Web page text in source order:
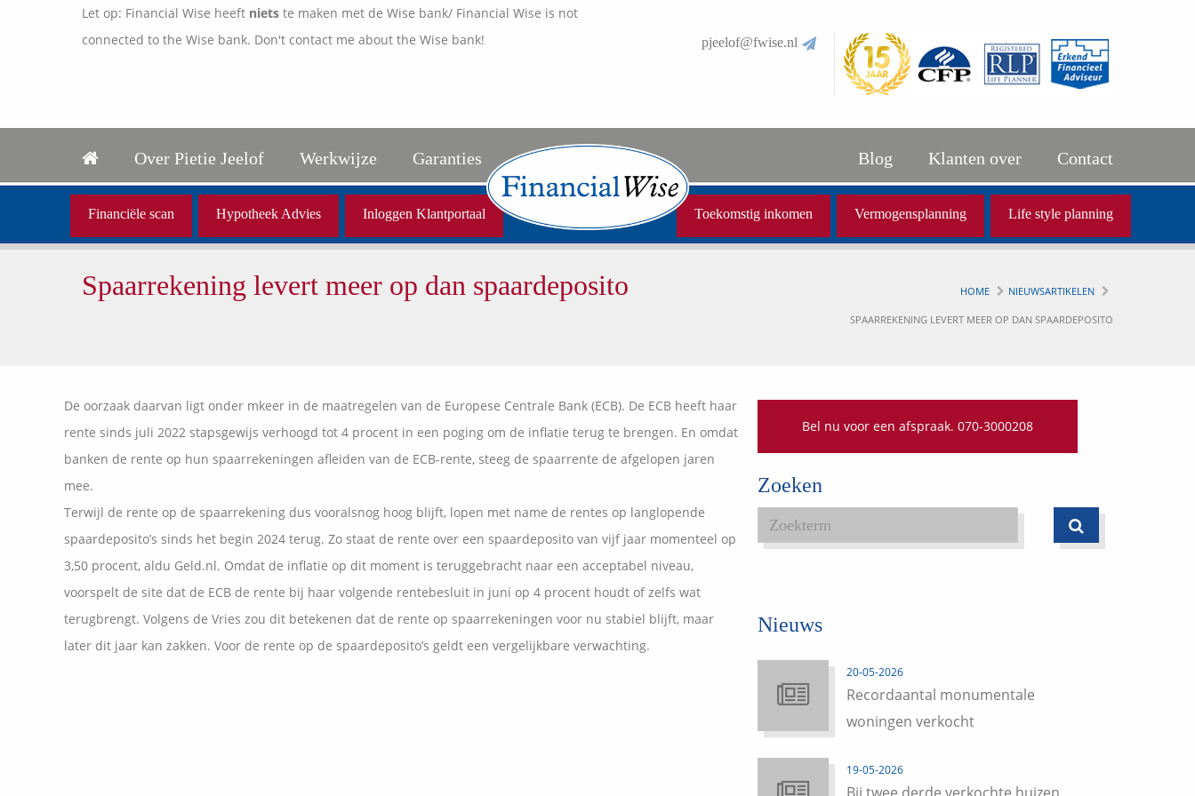
Let op: Financial Wise heeft niets te maken met de Wise bank/ Financial Wise is not
connected to the Wise bank. Don't contact me about the Wise bank!
pjeelof@fwise.nl
Over Pietie Jeelof Werkwijze Garanties
Uw garanties
Vergelijkingskaarten
Samenwerkende partners
Expats services
Onderhoudsabonnementen
Contact
Klanten over
Blog
Financiële scan Hypotheek Advies Inloggen Klantportaal Life style planning
Vermogensplanning
Toekomstig inkomen
Spaarrekening levert meer op dan spaardeposito HOME NIEUWSARTIKELEN
SPAARREKENING LEVERT MEER OP DAN SPAARDEPOSITO
De oorzaak daarvan ligt onder mkeer in de maatregelen van de Europese Centrale Bank (ECB). De ECB heeft haar
rente sinds juli 2022 stapsgewijs verhoogd tot 4 procent in een poging om de inflatie terug te brengen. En omdat
banken de rente op hun spaarrekeningen afleiden van de ECB-rente, steeg de spaarrente de afgelopen jaren
mee.
Terwijl de rente op de spaarrekening dus vooralsnog hoog blijft, lopen met name de rentes op langlopende
spaardeposito’s sinds het begin 2024 terug. Zo staat de rente over een spaardeposito van vijf jaar momenteel op
3,50 procent, aldu Geld.nl. Omdat de inflatie op dit moment is teruggebracht naar een acceptabel niveau,
voorspelt de site dat de ECB de rente bij haar volgende rentebesluit in juni op 4 procent houdt of zelfs wat
terugbrengt. Volgens de Vries zou dit betekenen dat de rente op spaarrekeningen voor nu stabiel blijft, maar
later dit jaar kan zakken. Voor de rente op de spaardeposito’s geldt een vergelijkbare verwachting.
Bel nu voor een afspraak. 070-3000208
Zoeken
Nieuws
20-05-2026
Recordaantal monumentale
woningen verkocht
19-05-2026